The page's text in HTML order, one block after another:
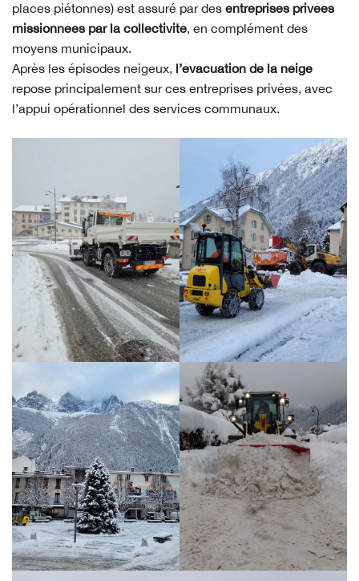
places piétonnes) est assuré par des entreprises privées
missionnées par la collectivité, en complément des
moyens municipaux.
Après les épisodes neigeux, l’évacuation de la neige
repose principalement sur ces entreprises privées, avec
l’appui opérationnel des services communaux.